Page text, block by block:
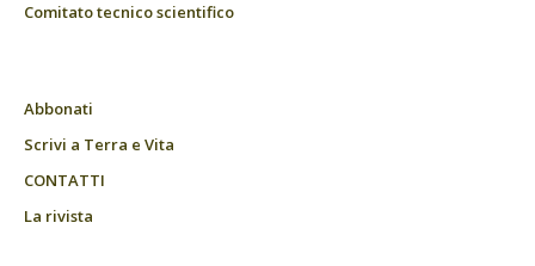
Comitato tecnico scientifico
Abbonati
Scrivi a Terra e Vita
CONTATTI
La rivista